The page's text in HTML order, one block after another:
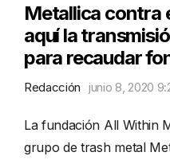
Metallica contra
aquí la
para recaudar
Redacción junio 8, 2020
La fundación All Within
grupo de trash metal